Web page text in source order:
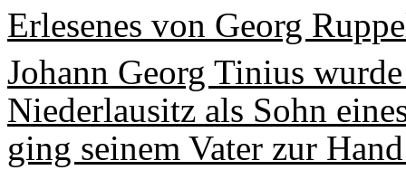
Erlesenes von Georg
Johann Georg Tinius
Niederlausitz als Sohn
ging seinem Vater zur